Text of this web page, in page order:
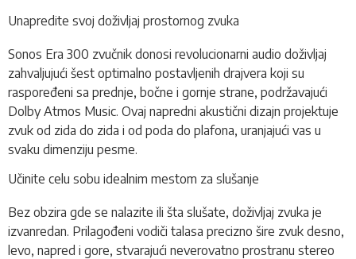
Unapredite svoj doživljaj prostornog zvuka
Sonos Era 300 zvučnik donosi revolucionarni audio doživljaj
zahvaljujući šest optimalno postavljenih drajvera koji su
raspoređeni sa prednje, bočne i gornje strane, podržavajući
Dolby Atmos Music. Ovaj napredni akustični dizajn projektuje
zvuk od zida do zida i od poda do plafona, uranjajući vas u
svaku dimenziju pesme.
Učinite celu sobu idealnim mestom za slušanje
Bez obzira gde se nalazite ili šta slušate, doživljaj zvuka je
izvanredan. Prilagođeni vodiči talasa precizno šire zvuk desno,
levo, napred i gore, stvarajući neverovatno prostranu stereo